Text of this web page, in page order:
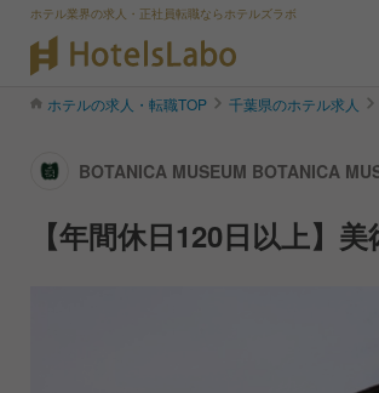
ホテル業界の求人・正社員転職ならホテルズラボ
ホテルの求人・転職TOP 千葉県のホテル求人
BOTANICA MUSEUM BOTANICA
【年間休日120日以上】